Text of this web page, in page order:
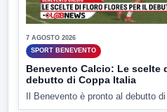
7 AGOSTO 2026
SPORT BENEVENTO
Benevento Calcio: Le scelte
debutto di Coppa Italia
Il Benevento è pronto al debutto